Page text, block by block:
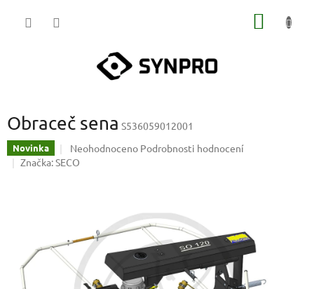
Obraceč sena S536059012001
Novinka
Průměrné
hodnocení
hvězdiček.
Neohodnoceno Podrobnosti hodnocení
Značka:SECO